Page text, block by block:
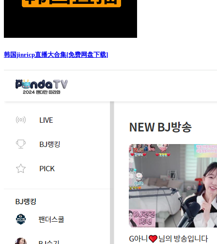
韩国jinricp直播大合集[免费网盘下载]